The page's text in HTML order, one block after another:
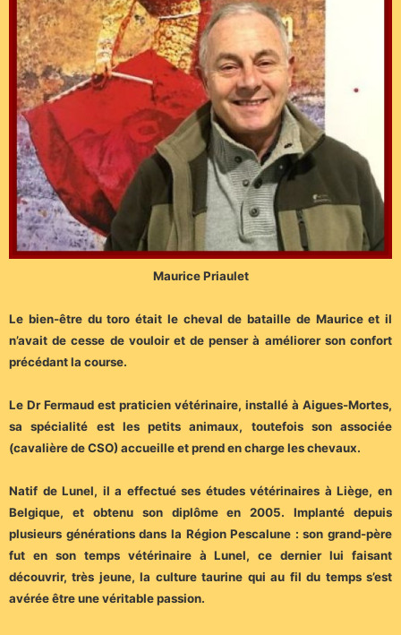
Maurice Priaulet
Le bien-être du toro était le cheval de bataille de Maurice et il
n’avait de cesse de vouloir et de penser à améliorer son confort
précédant la course.
Le Dr Fermaud est praticien vétérinaire, installé à Aigues-Mortes,
sa spécialité est les petits animaux, toutefois son associée
(cavalière de CSO) accueille et prend en charge les chevaux.
Natif de Lunel, il a effectué ses études vétérinaires à Liège, en
Belgique, et obtenu son diplôme en 2005. Implanté depuis
plusieurs générations dans la Région Pescalune : son grand-père
fut en son temps vétérinaire à Lunel, ce dernier lui faisant
découvrir, très jeune, la culture taurine qui au fil du temps s’est
avérée être une véritable passion.